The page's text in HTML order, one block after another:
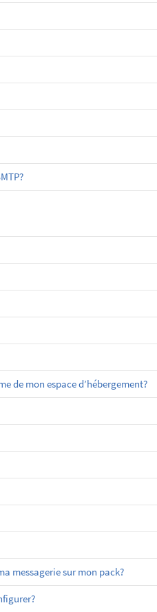
de mon espace d’hébergement?
messagerie sur mon pack?